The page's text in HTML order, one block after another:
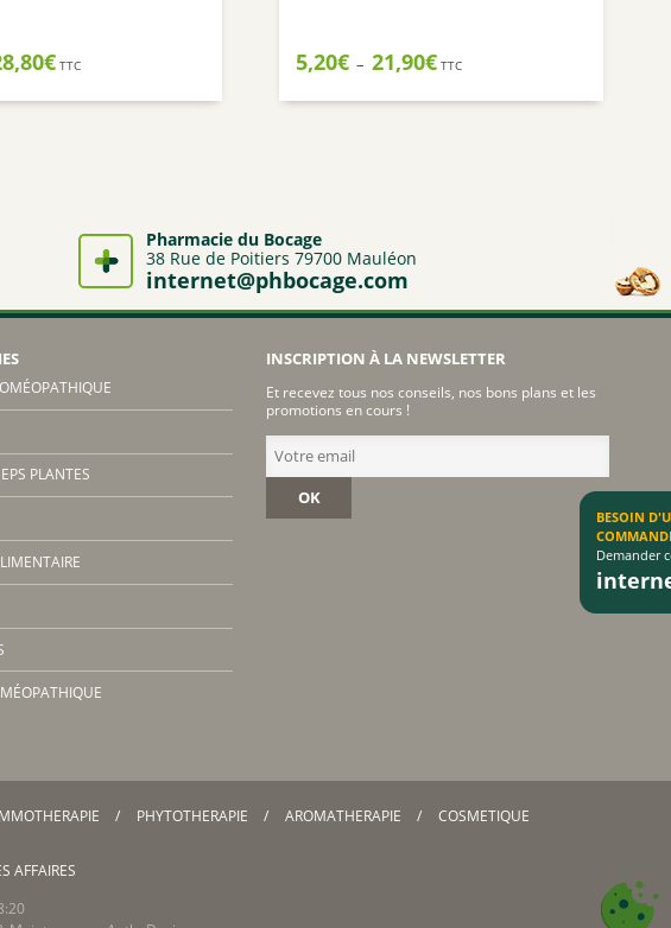
€Plage
prix :
TTC 5,20€ – 21,90€Plage
prix :
TTC
Pharmacie du Bocage
38 Rue de Poitiers 79700 Mauléon
internet@phbocage.com
PLANTES
INSCRIPTION À LA NEWSLETTER
Et recevez tous nos conseils, nos bons plans et les
promotions en cours !
OK
PHYTOTHERAPIE AROMATHERAPIE COSMETIQUE
AFFAIRES
BESOIN
Demander